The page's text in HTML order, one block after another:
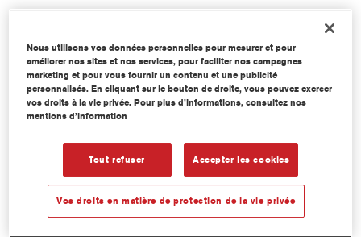
Tous droits réservés. Les éléments contenus dans le site
Web Axalta (textes, images, graphiques, son, animations,
vidéos et leur arrangement) sont protégés par la loi sur
les droits d'auteur et le droit de la propriété intellectuelle.
Ces objets ne peuvent pas être copiés en vue d'une
peuvent pas non plus être modifiés ou renvoyés vers
reproductions, traductions, archivages sur microfilms et
au traitement électronique des données.
Nous utilisons vos données personnelles pour mesurer et pour
améliorer nos sites et nos services, pour faciliter nos campagnes
marketing et pour vous fournir un contenu et une publicité
personnalisés. En cliquant sur le bouton de droite, vous pouvez exercer
vos droits à la vie privée. Pour plus d’informations, consultez nos
mentions d’information
Tout refuser Accepter les cookies
Vos droits en matière de protection de la vie privée